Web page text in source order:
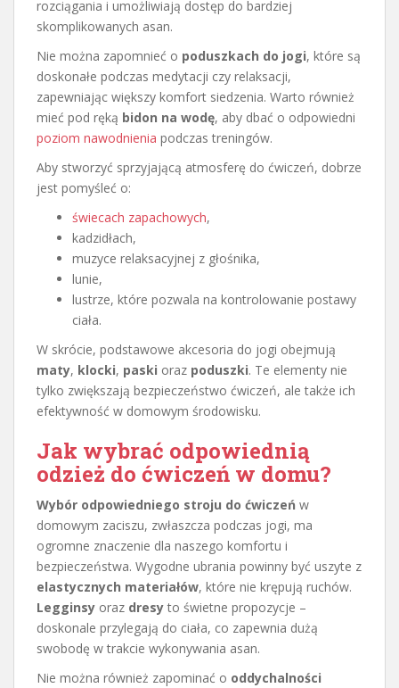
rozciągania i umożliwiają dostęp do bardziej
skomplikowanych asan.
Nie można zapomnieć o poduszkach do jogi, które są
doskonałe podczas medytacji czy relaksacji,
zapewniając większy komfort siedzenia. Warto również
mieć pod ręką bidon na wodę, aby dbać o odpowiedni
poziom nawodnienia podczas treningów.
Aby stworzyć sprzyjającą atmosferę do ćwiczeń, dobrze
jest pomyśleć o:
świecach zapachowych,
kadzidłach,
muzyce relaksacyjnej z głośnika,
lunie,
lustrze, które pozwala na kontrolowanie postawy
ciała.
W skrócie, podstawowe akcesoria do jogi obejmują
maty, klocki, paski oraz poduszki. Te elementy nie
tylko zwiększają bezpieczeństwo ćwiczeń, ale także ich
efektywność w domowym środowisku.
Jak wybrać odpowiednią
odzież do ćwiczeń w domu?
Wybór odpowiedniego stroju do ćwiczeń w
domowym zaciszu, zwłaszcza podczas jogi, ma
ogromne znaczenie dla naszego komfortu i
bezpieczeństwa. Wygodne ubrania powinny być uszyte z
elastycznych materiałów, które nie krępują ruchów.
Legginsy oraz dresy to świetne propozycje –
doskonale przylegają do ciała, co zapewnia dużą
swobodę w trakcie wykonywania asan.
Nie można również zapominać o oddychalności